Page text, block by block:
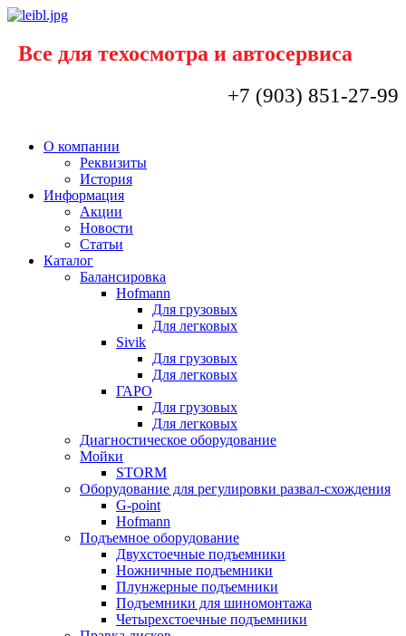
Все для техосмотра и автосервиса
+7 (903) 851-27-99
О компании
Реквизиты
История
Информация
Акции
Новости
Статьи
Каталог
Балансировка
Hofmann
Для грузовых
Для легковых
Sivik
Для грузовых
Для легковых
ГАРО
Для грузовых
Для легковых
Диагностическое оборудование
Мойки
STORM
Оборудование для регулировки развал-схождения
G-point
Hofmann
Подъемное оборудование
Двухстоечные подъемники
Ножничные подъемники
Плунжерные подъемники
Подъемники для шиномонтажа
Четырехстоечные подъемники